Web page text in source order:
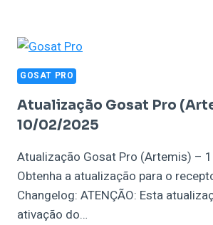
GOSAT PRO
Atualização Gosat Pro
10/02/2025
Atualização Gosat Pro (Artemis) –
Obtenha a atualização para o
Changelog: ATENÇÃO: Esta
ativação do…